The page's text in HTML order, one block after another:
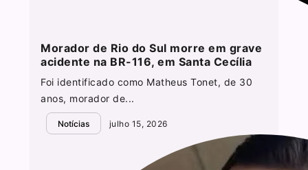
Morador de Rio do Sul morre em grave
acidente na BR-116, em Santa Cecília
Foi identificado como Matheus Tonet, de 30
anos, morador de...
Notícias julho 15, 2026